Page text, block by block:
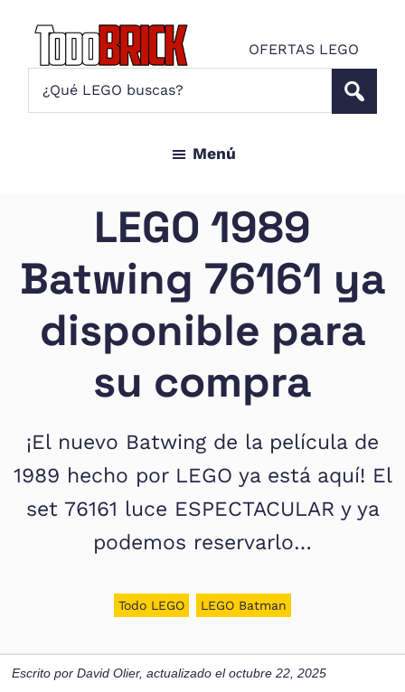
contenido
principal
página
Brick
OFERTAS LEGO
Noticias
amantes
Menú
LEGO 1989
Batwing 76161 ya
disponible para
su compra
¡El nuevo Batwing de la película de
1989 hecho por LEGO ya está aquí! El
set 76161 luce ESPECTACULAR y ya
podemos reservarlo…
Todo LEGO LEGO Batman
Escrito porDavid Olier, actualizado eloctubre 22, 2025